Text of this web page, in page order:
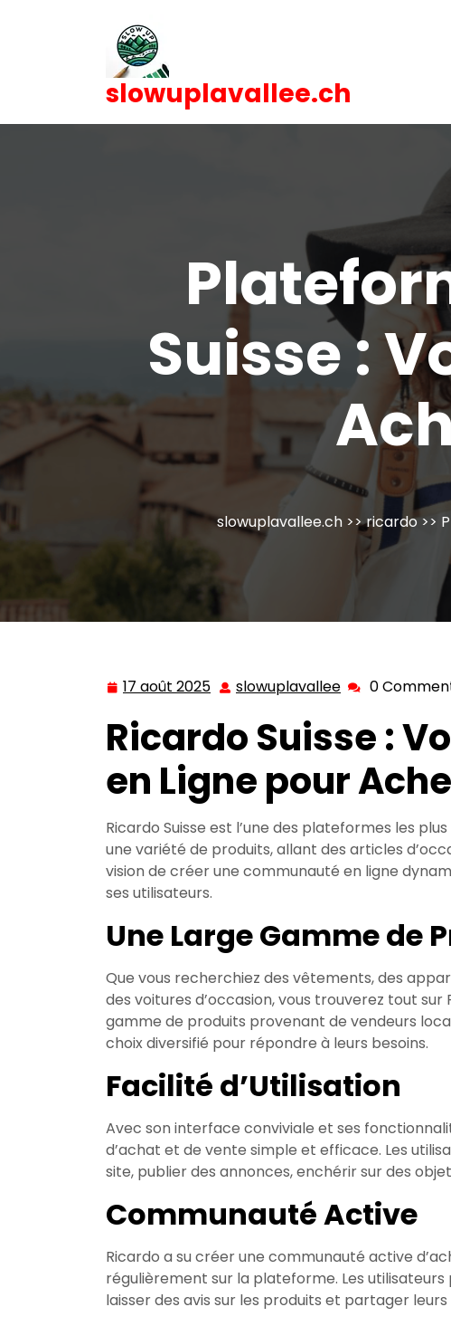
slowuplavallee.ch
Suisse :
slowuplavallee.ch >>ricardo>>
17 août 2025 17
2025
slowuplavallee slowuplavallee
0
Ricardo Suisse :
en Ligne pour
Ricardo Suisse est l’une des plateformes les
une variété de produits, allant des articles
vision de créer une communauté en ligne
ses utilisateurs.
Une Large Gamme de
Que vous recherchiez des vêtements, des
des voitures d’occasion, vous trouverez tout
gamme de produits provenant de vendeurs
choix diversifié pour répondre à leurs besoins.
Facilité d’Utilisation
Avec son interface conviviale et ses
d’achat et de vente simple et efficace. Les
site, publier des annonces, enchérir sur des
Communauté Active
Ricardo a su créer une communauté active
régulièrement sur la plateforme. Les
laisser des avis sur les produits et partager